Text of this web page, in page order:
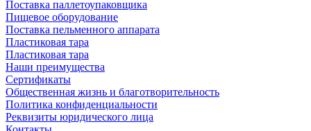
Поставка паллетоупаковщика
Пищевое оборудование
Поставка пельменного аппарата
Пластиковая тара
Пластиковая тара
Наши преимущества
Сертификаты
Общественная жизнь и благотворительность
Политика конфиденциальности
Реквизиты юридического лица